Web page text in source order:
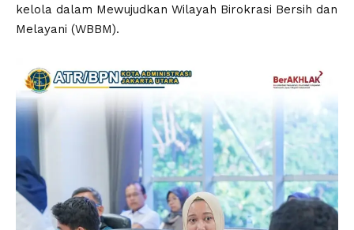
kelola dalam Mewujudkan Wilayah Birokrasi Bersih dan
Melayani (WBBM).